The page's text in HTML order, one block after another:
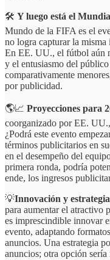
🛠️ Y luego está el
Mundo de la FIFA es el
no logra capturar la
En EE. UU., el fútbol aún
y el entusiasmo del
comparativamente
por publicidad.
🌎📈 Proyecciones para
coorganizado por EE.
¿Podrá este evento
términos publicitarios en
en el desempeño del
primera ronda, podría
ende, los ingresos
💡Innovación y
para aumentar el atractivo
es imprescindible innovar
evento, adaptando
anuncios. Una estrategia
anuncios; otra opción sería